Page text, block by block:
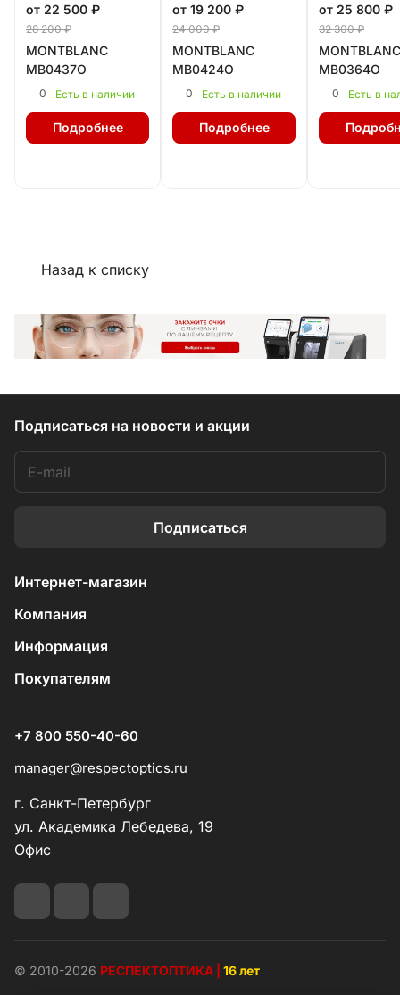
от 22 500 ₽
28 200 ₽
MONTBLANC
MB0437O
0 Есть в наличии
Подробнее
от 19 200 ₽
24 000 ₽
MONTBLANC
MB0424O
0 Есть в наличии
Подробнее
от 25 800 ₽
32 300 ₽
MONTBLANC
MB0364O
0 Есть в
Назад к списку
Подписаться на новости и акции
Подписаться
Интернет-магазин
Компания
Информация
Покупателям
+7 800 550-40-60
manager@respectoptics.ru
г. Санкт-Петербург
ул. Академика Лебедева, 19
Офис
© 2010-2026 РЕСПЕКТОПТИКА | 16 лет